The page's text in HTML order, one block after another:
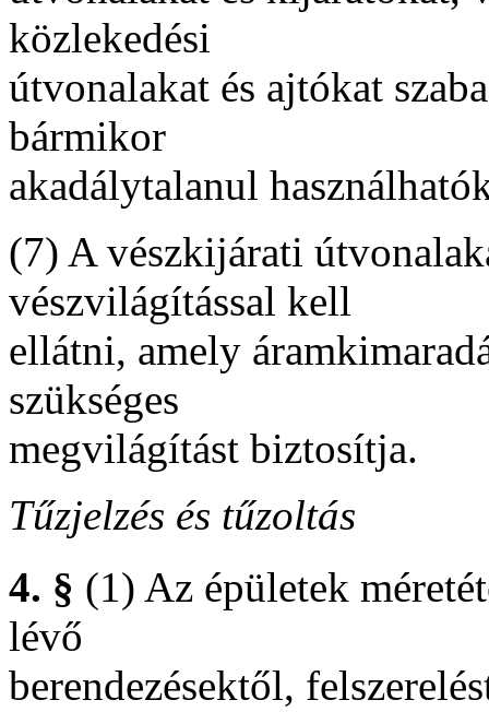
közlekedési
útvonalakat és ajtókat
bármikor
akadálytalanul
(7) A vészkijárati
vészvilágítással kell
ellátni, amely
szükséges
megvilágítást biztosítja.
Tűzjelzés és tűzoltás
4. § (1) Az épületek
lévő
berendezésektől,